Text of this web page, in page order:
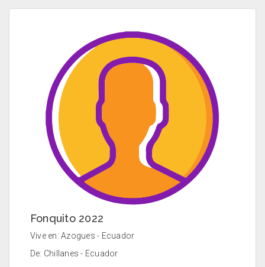
Fonquito 2022
Vive en: Azogues - Ecuador
De: Chillanes - Ecuador